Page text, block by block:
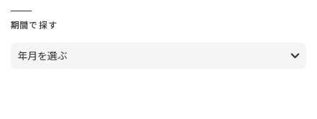
期間で探す
年月を選ぶ